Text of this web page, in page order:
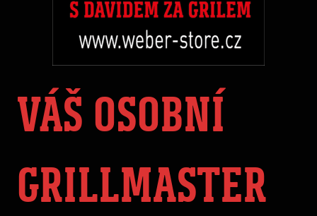
VÁŠ OSOBNÍ
GRILLMASTER